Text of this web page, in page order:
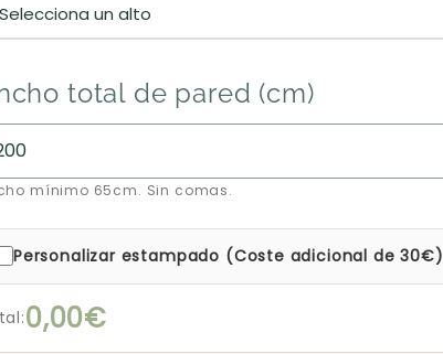
total de pared (cm)
mínimo 65cm. Sin comas.
Personalizar estampado (Coste adicional de 30€)
0,00€